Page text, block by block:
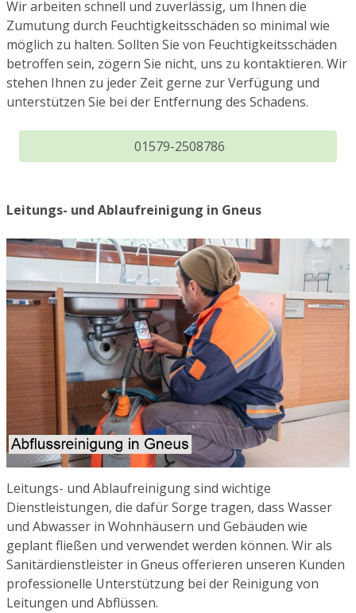
Wir arbeiten schnell und zuverlässig, um Ihnen die
Zumutung durch Feuchtigkeitsschäden so minimal wie
möglich zu halten. Sollten Sie von Feuchtigkeitsschäden
betroffen sein, zögern Sie nicht, uns zu kontaktieren. Wir
stehen Ihnen zu jeder Zeit gerne zur Verfügung und
unterstützen Sie bei der Entfernung des Schadens.
01579-2508786
Leitungs- und Ablaufreinigung in Gneus
Leitungs- und Ablaufreinigung sind wichtige
Dienstleistungen, die dafür Sorge tragen, dass Wasser
und Abwasser in Wohnhäusern und Gebäuden wie
geplant fließen und verwendet werden können. Wir als
Sanitärdienstleister in Gneus offerieren unseren Kunden
professionelle Unterstützung bei der Reinigung von
Leitungen und Abflüssen.